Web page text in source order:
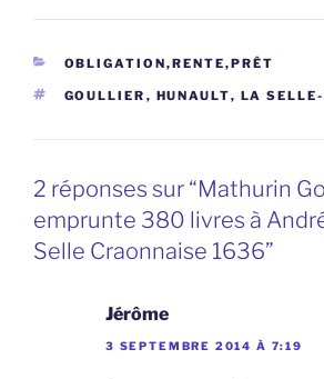
CATÉGORIES
OBLIGATION,RENTE,PRÊT
ÉTIQUETTES
GOULLIER , HUNAULT, LA
2 réponses sur “Mathurin
emprunte 380 livres à
Selle Craonnaise 1636”
Jérôme
3 SEPTEMBRE 2014 À 7:19